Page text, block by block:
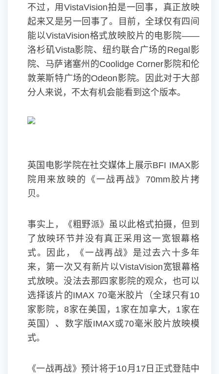
不过，用VistaVision拍是一回事，真正放映
起来又是另一回事了。目前，全球仅有四间
能以VistaVision格式放映胶片的电影院——
洛杉矶Vista影院、纽约联合广场的Regal影
院、马萨诸塞州的Coolidge Corner影院和伦
敦莱斯特广场的Odeon影院。因此对于大部
分人来说，不太有机会能看到这个版本。
英国电影学院在社交媒体上展示BFI IMAX影
院用来放映的《一战再战》70mm胶片拷
贝。
事实上，《粗野派》虽以此格式拍摄，但到
了放映环节并没有真正采用这一宽银幕格
式。因此，《一战再战》是过去六十多年
来，第一次又有新片以VistaVision宽银幕格
式放映。没法去那四家影院的观众，也可以
选择该片的IMAX 70毫米胶片（全球只有10
家影院，8家在美国，1家在加拿大，1家在
英国）、数字版IMAX或70毫米胶片放映模
式。
《一战再战》预计将于10月17日正式登陆中